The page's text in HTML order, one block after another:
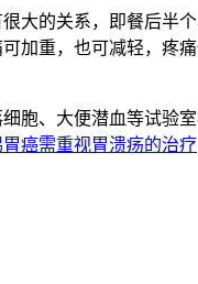
的关系，即餐后半
重，也可减轻，疼
、大便潜血等试验
癌需重视胃溃疡的治疗